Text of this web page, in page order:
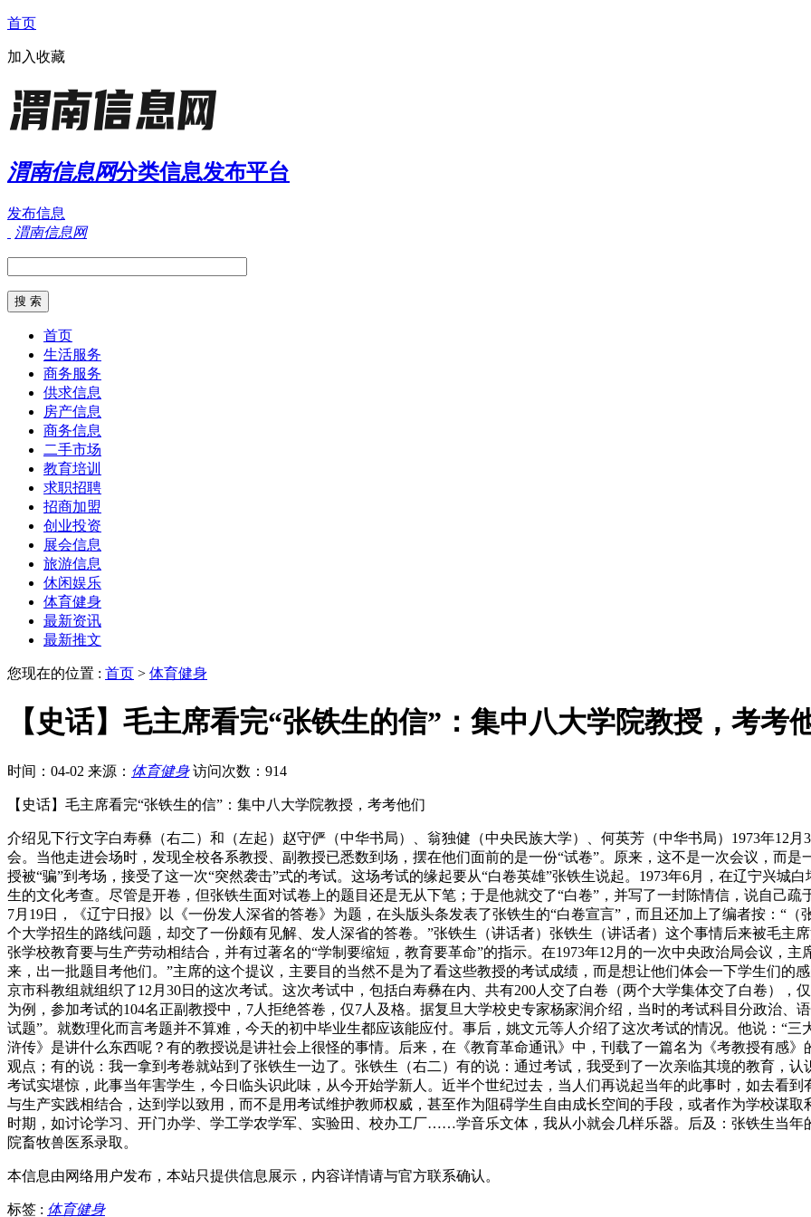
首页
加入收藏
渭南信息网分类信息发布平台
发布信息
渭南信息网
首页
生活服务
商务服务
供求信息
房产信息
商务信息
二手市场
教育培训
求职招聘
招商加盟
创业投资
展会信息
旅游信息
休闲娱乐
体育健身
最新资讯
最新推文
您现在的位置 : 首页 > 体育健身
【史话】毛主席看完“张铁生的信”：集中八大学院教授，考考
时间：04-02 来源： 体育健身 访问次数：914
【史话】毛主席看完“张铁生的信”：集中八大学院教授，考考他们
介绍见下行文字白寿彝（右二）和（左起）赵守俨（中华书局）、翁独健（中央民族大学）、何英芳（中华书局）1973年12
会。当他走进会场时，发现全校各系教授、副教授已悉数到场，摆在他们面前的是一份“试卷”。原来，这不是一次会议，而是
授被“骗”到考场，接受了这一次“突然袭击”式的考试。这场考试的缘起要从“白卷英雄”张铁生说起。1973年6月，在辽宁兴城
生的文化考查。尽管是开卷，但张铁生面对试卷上的题目还是无从下笔；于是他就交了“白卷”，并写了一封陈情信，说自己
7月19日，《辽宁日报》以《一份发人深省的答卷》为题，在头版头条发表了张铁生的“白卷宣言”，而且还加上了编者按：“
个大学招生的路线问题，却交了一份颇有见解、发人深省的答卷。”张铁生（讲话者）张铁生（讲话者）这个事情后来被毛主
张学校教育要与生产劳动相结合，并有过著名的“学制要缩短，教育要革命”的指示。在1973年12月的一次中央政治局会议，
来，出一批题目考他们。”主席的这个提议，主要目的当然不是为了看这些教授的考试成绩，而是想让他们体会一下学生们的
京市科教组就组织了12月30日的这次考试。这次考试中，包括白寿彝在内、共有200人交了白卷（两个大学集体交了白卷），
为例，参加考试的104名正副教授中，7人拒绝答卷，仅7人及格。据复旦大学校史专家杨家润介绍，当时的考试科目分政治、
试题”。就数理化而言考题并不算难，今天的初中毕业生都应该能应付。事后，姚文元等人介绍了这次考试的情况。他说：“
浒传》是讲什么东西呢？有的教授说是讲社会上很怪的事情。后来，在《教育革命通讯》中，刊载了一篇名为《考教授有感
观点；有的说：我一拿到考卷就站到了张铁生一边了。张铁生（右二）有的说：通过考试，我受到了一次亲临其境的教育，
考试实堪惊，此事当年害学生，今日临头识此味，从今开始学新人。近半个世纪过去，当人们再说起当年的此事时，如去看
与生产实践相结合，达到学以致用，而不是用考试维护教师权威，甚至作为阻碍学生自由成长空间的手段，或者作为学校谋
时期，如讨论学习、开门办学、学工学农学军、实验田、校办工厂……学音乐文体，我从小就会几样乐器。后及：张铁生当年
院畜牧兽医系录取。
本信息由网络用户发布， 本站只提供信息展示，内容详情请与官方联系确认。
标签 : 体育健身